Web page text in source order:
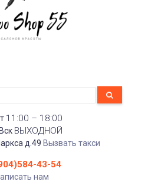
11:00 – 18:00
ВЫХОДНОЙ
д.49 Вызвать такси
43-54
нам